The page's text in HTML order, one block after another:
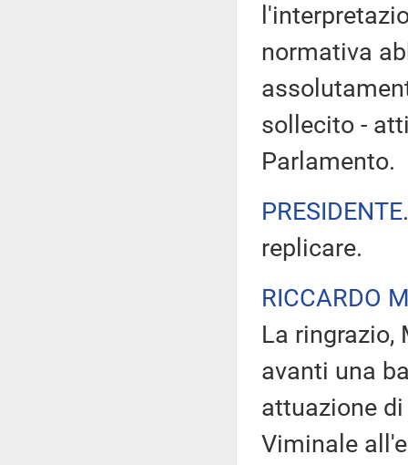
normativa
sollecito -
Parlamento.
PRESIDENTE
replicare.
RICCARDO
La
avanti una
attuazione
Viminale